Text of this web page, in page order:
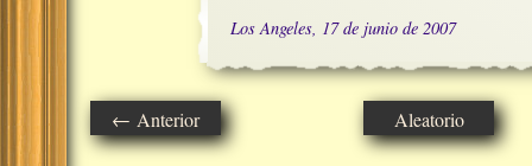
Los Angeles, 17 de junio de 2007
← Anterior Aleatorio